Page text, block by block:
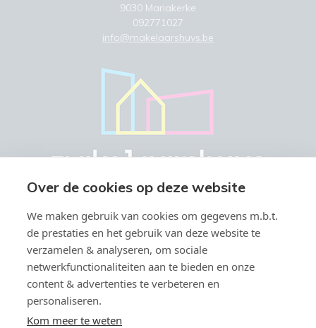
9030 Mariakerke
092771027
info@makelaarshuys.be
Ondernemingsnummer BTW-BE 0766.579.221
Toezichthoudende autoriteit: Beroepsinstituut van
Onderworpen aan dedeontologische code van het BIV
Over de cookies op deze website
We maken gebruik van cookies om gegevens m.b.t.
de prestaties en het gebruik van deze website te
verzamelen & analyseren, om sociale
netwerkfunctionaliteiten aan te bieden en onze
content & advertenties te verbeteren en
personaliseren.
Kom meer te weten